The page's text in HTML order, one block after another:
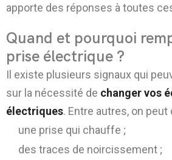
apporte des réponses à toutes
Quand et pourquoi
prise électrique ?
Il existe plusieurs signaux qui
sur la nécessité de changer vos
électriques. Entre autres, on peut
une prise qui chauffe ;
des traces de noircissement ;